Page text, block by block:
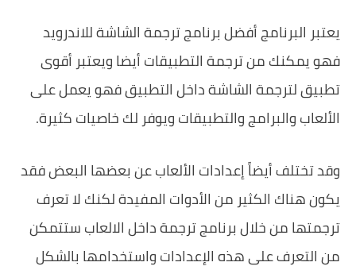
يعتبر البرنامج أفضل برنامج ترجمة الشاشة للاندرويد
فهو يمكنك من ترجمة التطبيقات أيضا ويعتبر أقوى
تطبيق لترجمة الشاشة داخل التطبيق فهو يعمل على
الألعاب والبرامج والتطبيقات ويوفر لك خاصيات كثيرة.
وقد تختلف أيضاً إعدادات الألعاب عن بعضها البعض فقد
يكون هناك الكثير من الأدوات المفيدة لكنك لا تعرف
ترجمتها من خلال برنامج ترجمة داخل الالعاب ستتمكن
من التعرف على هذه الإعدادات واستخدامها بالشكل